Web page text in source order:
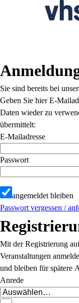
Sie sind bereits bei
Geben Sie hier E-
Daten wieder zu
übermittelt:
E-Mailadresse
Passwort
angemeldet bleiben
Passwort vergessen /
Mit der Registrierung
Veranstaltungen
und bleiben für spätere
Anrede